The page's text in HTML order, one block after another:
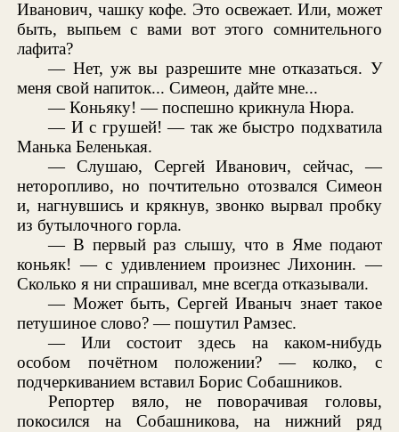
Иванович, чашку кофе. Это освежает. Или, может
быть, выпьем с вами вот этого сомнительного
лафита?
— Нет, уж вы разрешите мне отказаться. У
меня свой напиток... Симеон, дайте мне...
— Коньяку! — поспешно крикнула Нюра.
— И с грушей! — так же быстро подхватила
Манька Беленькая.
— Слушаю, Сергей Иванович, сейчас, —
неторопливо, но почтительно отозвался Симеон
и, нагнувшись и крякнув, звонко вырвал пробку
из бутылочного горла.
— В первый раз слышу, что в Яме подают
коньяк! — с удивлением произнес Лихонин. —
Сколько я ни спрашивал, мне всегда отказывали.
— Может быть, Сергей Иваныч знает такое
петушиное слово? — пошутил Рамзес.
— Или состоит здесь на каком-нибудь
особом почётном положении? — колко, с
подчеркиванием вставил Борис Собашников.
Репортер вяло, не поворачивая головы,
покосился на Собашникова, на нижний ряд